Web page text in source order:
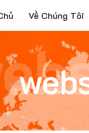
Về Chúng Tôi